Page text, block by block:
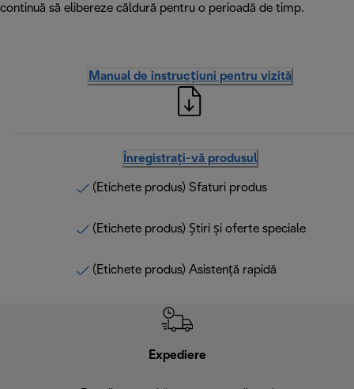
continuă să elibereze căldură pentru o perioadă de timp.
Manual de instrucțiuni pentru vizită
Înregistrați-vă produsul
(Etichete produs) Sfaturi produs
(Etichete produs) Știri și oferte speciale
(Etichete produs) Asistență rapidă
Expediere